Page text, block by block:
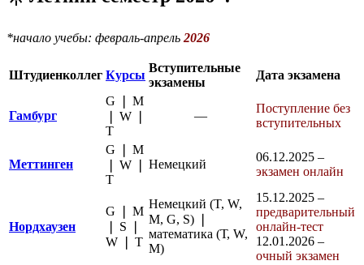
*начало учебы: февраль-апрель 2026
Штудиенколлег Курсы
Вступительные
экзамены
Дата экзамена
Гамбург
G ❘ M
❘ W ❘
Т
—
Поступление без
вступительных
Меттинген
G ❘ M
❘ W ❘
Т
Немецкий
06.12.2025 –
экзамен онлайн
Нордхаузен
G ❘ M
❘ S ❘
W ❘ Т
Немецкий (T, W,
M, G, S) ❘
математика (Т, W,
M)
15.12.2025 –
предварительный
онлайн-тест
12.01.2026 –
очный экзамен